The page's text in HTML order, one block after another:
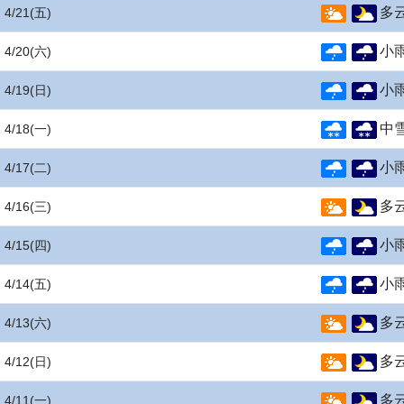
4/21 (五) 多
4/20(六) 小
4/19(日) 小
4/18(一) 中
4/17(二) 小
4/16(三) 多
4/15(四) 小
4/14(五) 小
4/13(六) 多
4/12(日) 多
4/11 (一) 多